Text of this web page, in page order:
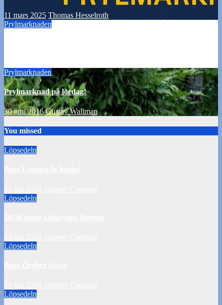
11 mars 2025 Thomas Hesselroth
Prylmarknaden
Prylmarknaden
Prylmarknad på lördag!
30 juni 2016 Gustav Wallman
You missed
Löpsedeln
Löpsedeln
Löpsedeln
Löpsedeln